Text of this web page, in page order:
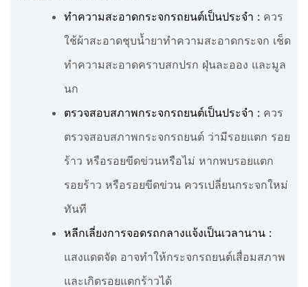
ทำความสะอาดกระจกรถยนต์เป็นประจำ : ควร
ใช้ผ้าสะอาดชุบน้ำยาทำความสะอาดกระจก เช็ด
ทำความสะอาดคราบสกปรก ฝุ่นละออง และมูล
นก
ตรวจสอบสภาพกระจกรถยนต์เป็นประจำ : ควร
ตรวจสอบสภาพกระจกรถยนต์ ว่ามีรอยแตก รอย
ร้าว หรือรอยขีดข่วนหรือไม่ หากพบรอยแตก
รอยร้าว หรือรอยขีดข่วน ควรเปลี่ยนกระจกใหม่
ทันที
หลีกเลี่ยงการจอดรถกลางแจ้งเป็นเวลานาน :
แสงแดดจัด อาจทำให้กระจกรถยนต์เสื่อมสภาพ
และเกิดรอยแตกร้าวได้